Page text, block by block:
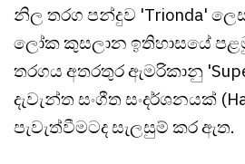
නිල තරග පන්දුව 'Trionda'
ලෝක කුසලාන ඉතිහාසයේ
තරගය අතරතුර ඇමරිකානු
දැවැන්ත සංගීත සංදර්ශනයක්
පැවැත්වීමටද සැලසුම් කර ඇත.